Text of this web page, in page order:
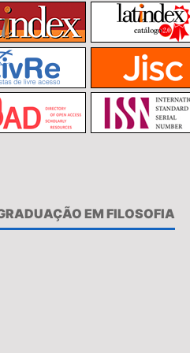
EM FILOSOFIA